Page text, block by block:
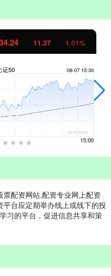
11.37 1.01%
配资网站,配资专业网上配资
台应定期举办线上或线下的投
习的平台，促进信息共享和策